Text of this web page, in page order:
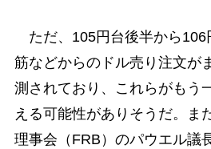
ただ、105円台後半から106
筋などからのドル売り注文が
測されており、これらがもう
える可能性がありそうだ。ま
理事会（FRB）のパウエル議